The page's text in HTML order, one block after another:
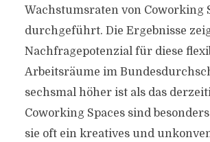
Wachstumsraten von Coworking
durchgeführt. Die Ergebnisse
Nachfragepotenzial für diese
Arbeitsräume im
sechsmal höher ist als das
Coworking Spaces sind
sie oft ein kreatives und